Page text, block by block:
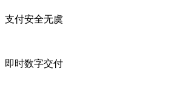
支付安全无虞
即时数字交付